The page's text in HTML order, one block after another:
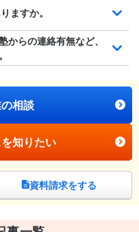
ますか。
らの連絡有無など、
相談
知りたい
資料請求をする